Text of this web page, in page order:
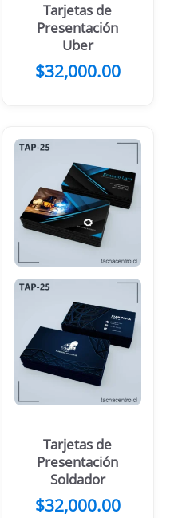
Tarjetas de
Presentación
Uber
$32,000.00
Tarjetas de
Presentación
Soldador
$32,000.00